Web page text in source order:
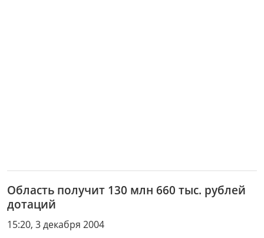
Область получит 130 млн 660 тыс. рублей
дотаций
15:20, 3 декабря 2004